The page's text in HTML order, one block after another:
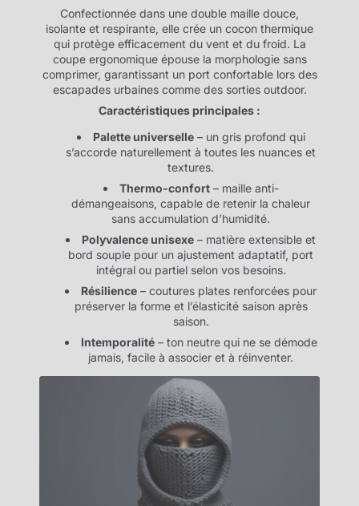
Confectionnée dans une double maille douce,
isolante et respirante, elle crée un cocon thermique
qui protège efficacement du vent et du froid. La
coupe ergonomique épouse la morphologie sans
comprimer, garantissant un port confortable lors des
escapades urbaines comme des sorties outdoor.
Caractéristiques principales :
Palette universelle– un gris profond qui
s’accorde naturellement à toutes les nuances et
textures.
Thermo-confort– maille anti-
démangeaisons, capable de retenir la chaleur
sans accumulation d’humidité.
Polyvalence unisexe – matière extensible et
bord souple pour un ajustement adaptatif, port
intégral ou partiel selon vos besoins.
Résilience – coutures plates renforcées pour
préserver la forme et l’élasticité saison après
saison.
Intemporalité– ton neutre qui ne se démode
jamais, facile à associer et à réinventer.